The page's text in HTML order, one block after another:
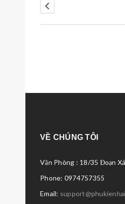
VỀ CHÚNG TÔI
Văn Phòng : 18/35 Đoạn
Phone: 0974757355
Email: